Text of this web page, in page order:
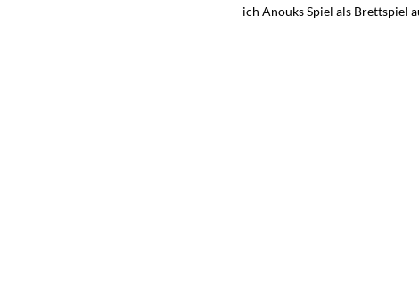
ich Anouks Spiel als Brettspiel